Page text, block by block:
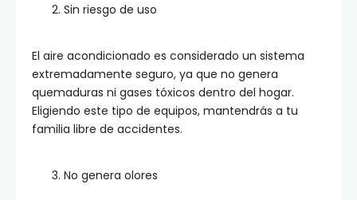
Sin riesgo de uso
El aire acondicionado es considerado un sistema
extremadamente seguro, ya que no genera
quemaduras ni gases tóxicos dentro del hogar.
Eligiendo este tipo de equipos, mantendrás a tu
familia libre de accidentes.
No genera olores